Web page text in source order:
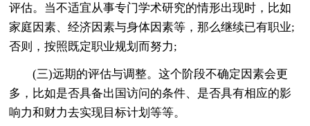
评估。当不适宜从事专门学术研究的情形出现时，比如
家庭因素、经济因素与身体因素等，那么继续已有职业;
否则，按照既定职业规划而努力;
(三)远期的评估与调整。这个阶段不确定因素会更
多，比如是否具备出国访问的条件、是否具有相应的影
响力和财力去实现目标计划等等。